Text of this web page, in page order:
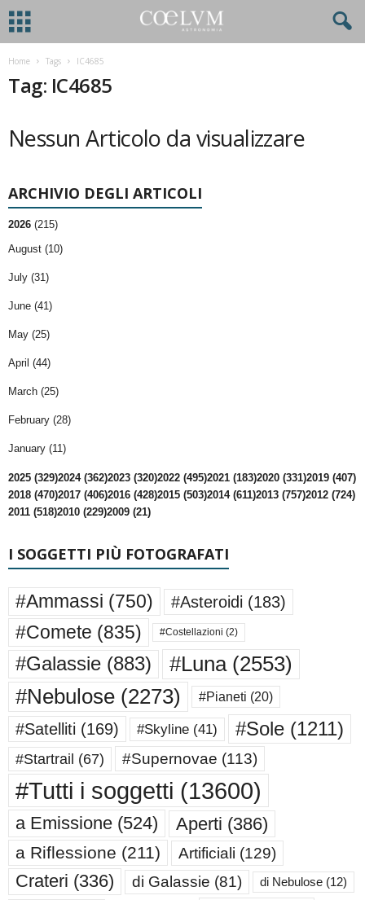
Home Tags IC4685
Tag: IC4685
Nessun Articolo da visualizzare
ARCHIVIO DEGLI ARTICOLI
2026 (215)
August (10)
July (31)
June (41)
May (25)
April (44)
March (25)
February (28)
January (11)
2025 (329)2024 (362)2023 (320)2022 (495)2021 (183)2020 (331)2019 (407)
2018 (470)2017 (406)2016 (428)2015 (503)2014 (611)2013 (757)2012 (724)
2011 (518)2010 (229)2009 (21)
I SOGGETTI PIÙ FOTOGRAFATI
#Ammassi (750) #Asteroidi (183)
#Comete (835) #Costellazioni (2)
#Galassie (883) #Luna(2553)
#Nebulose (2273) #Pianeti (20)
#Satelliti (169) #Skyline (41) #Sole (1211)
#Startrail (67) #Supernovae (113)
#Tutti i soggetti (13600)
a Emissione (524) Aperti (386)
a Riflessione (211) Artificiali (129)
Crateri (336) di Galassie (81) di Nebulose (12)